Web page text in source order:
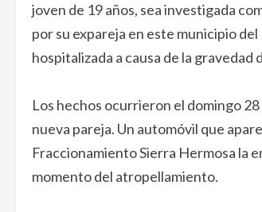
joven de 19 años, sea investigada
por su expareja en este municipio
hospitalizada a causa de la gravedad
Los hechos ocurrieron el domingo
nueva pareja. Un automóvil que
Fraccionamiento Sierra Hermosa la
momento del atropellamiento.